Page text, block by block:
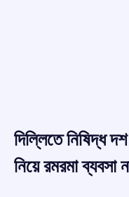
দিল্লিতে নিষিদ্ধ
নিয়ে রমরমা ব্যবসা